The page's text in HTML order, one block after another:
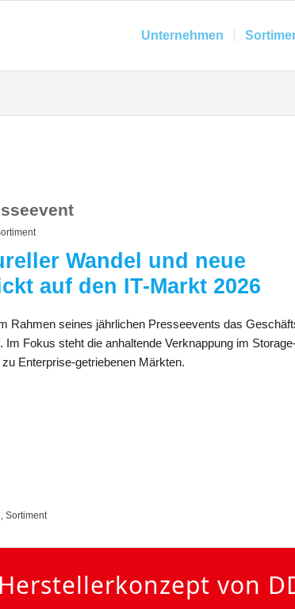
Unternehmen
Wandel und neue
auf den IT-Markt 2026
Rahmen seines jährlichen Presseevents das
Fokus steht die anhaltende Verknappung im
Enterprise-getriebenen Märkten.
Sortiment
von